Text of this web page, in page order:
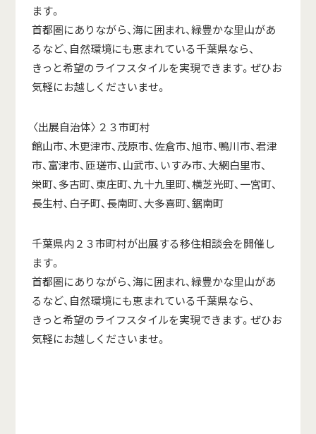
ます。
首都圏にありながら、海に囲まれ、緑豊かな里山があ
るなど、自然環境にも恵まれている千葉県なら、
きっと希望のライフスタイルを実現できます。ぜひお
気軽にお越しくださいませ。
〈出展自治体〉２３市町村
館山市、木更津市、茂原市、佐倉市、旭市、鴨川市、君津
市、富津市、匝瑳市、山武市、いすみ市、大網白里市、
栄町、多古町、東庄町、九十九里町、横芝光町、一宮町、
長生村、白子町、長南町、大多喜町、鋸南町
千葉県内２３市町村が出展する移住相談会を開催し
ます。
首都圏にありながら、海に囲まれ、緑豊かな里山があ
るなど、自然環境にも恵まれている千葉県なら、
きっと希望のライフスタイルを実現できます。ぜひお
気軽にお越しくださいませ。